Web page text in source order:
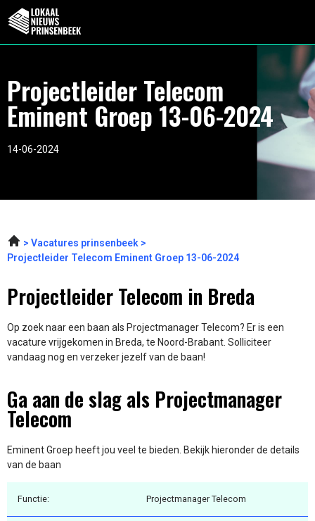
Projectleider Telecom
Eminent Groep 13-06-2024
14-06-2024
Vacatures prinsenbeek
Projectleider Telecom Eminent Groep 13-06-2024
Projectleider Telecom in Breda
Op zoek naar een baan als Projectmanager Telecom? Er is een
vacature vrijgekomen in Breda, te Noord-Brabant. Solliciteer
vandaag nog en verzeker jezelf van de baan!
Ga aan de slag als Projectmanager
Telecom
Eminent Groep heeft jou veel te bieden. Bekijk hieronder de details
van de baan
Functie: Projectmanager Telecom